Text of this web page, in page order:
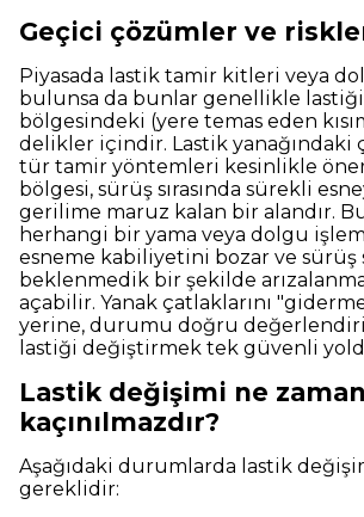
Geçici çözümler ve
Piyasada lastik tamir kitleri veya
bulunsa da bunlar genellikle
bölgesindeki (yere temas eden
delikler içindir. Lastik yanağındaki
tür tamir yöntemleri kesinlikle
bölgesi, sürüş sırasında sürekli
gerilime maruz kalan bir alandır.
herhangi bir yama veya dolgu
esneme kabiliyetini bozar ve sürüş
beklenmedik bir şekilde
açabilir. Yanak çatlaklarını
yerine, durumu doğru
lastiği değiştirmek tek güvenli
Lastik değişimi ne zaman
kaçınılmazdır?
Aşağıdaki durumlarda lastik
gereklidir: